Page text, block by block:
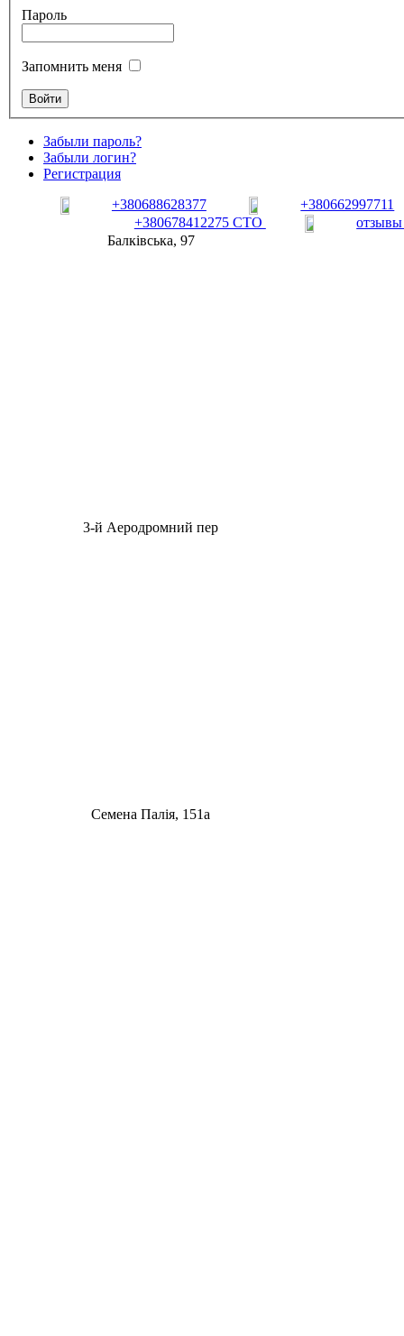
Пароль
Запомнить меня
Забыли пароль?
Забыли логин?
Регистрация
+380688628377
+380662997711
+380678412275 СТО
Балківська, 97
3-й Аеродромний пер
Семена Палія, 151а